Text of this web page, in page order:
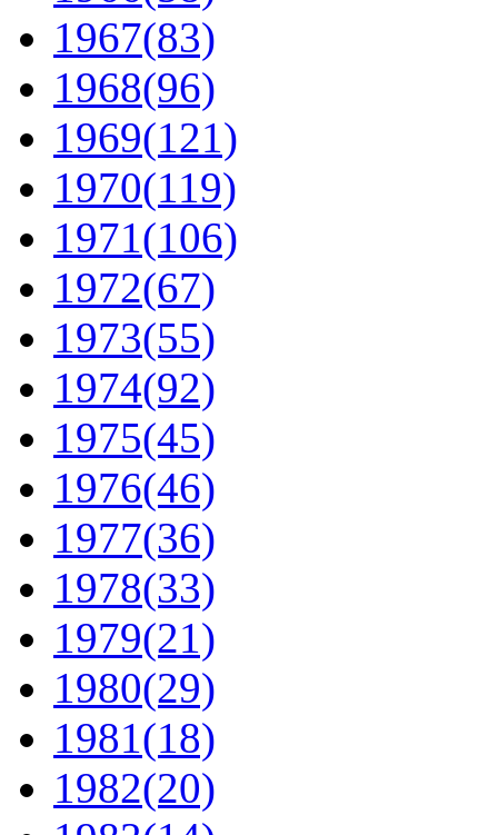
1967(83)
1968(96)
1969(121)
1970(119)
1971(106)
1972(67)
1973(55)
1974(92)
1975(45)
1976(46)
1977(36)
1978(33)
1979(21)
1980(29)
1981(18)
1982(20)